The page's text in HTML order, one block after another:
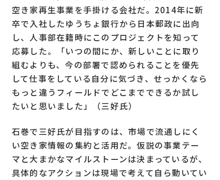
空き家再生事業を手掛ける会社だ。2014年に新
卒で入社したゆうちょ銀行から日本郵政に出向
し、人事部在籍時にこのプロジェクトを知って
応募した。「いつの間にか、新しいことに取り
組むよりも、今の部署で認められることを優先
して仕事をしている自分に気づき、せっかくなら
もっと違うフィールドでどこまでできるか試し
たいと思いました」（三好氏）
石巻で三好氏が目指すのは、市場で流通しにく
い空き家情報の集約と活用だ。仮説の事業テー
マと大まかなマイルストーンは決まっているが、
具体的なアクションは現場で考えて自ら動いてい